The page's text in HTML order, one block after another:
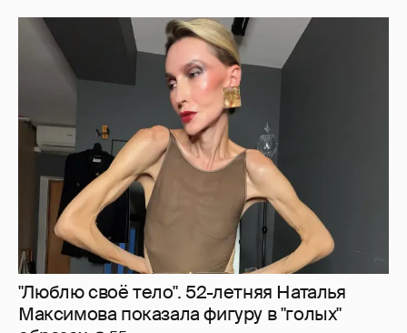
"Люблю своё тело". 52-летняя Наталья
Максимова показала фигуру в "голых"